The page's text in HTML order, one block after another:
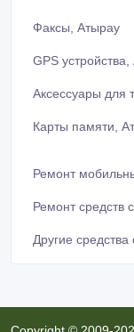
Факсы, Атырау
GPS
Аксессуары для
Карты памяти,
Ремонт
Ремонт средств
Другие